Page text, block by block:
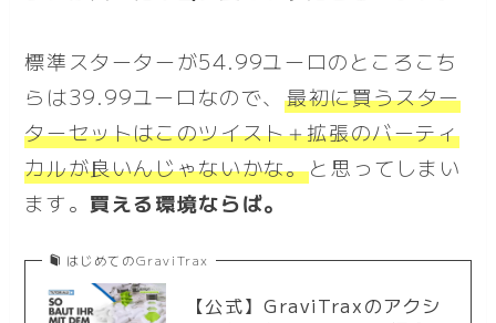
標準スターターが54.99ユーロのところこち
らは39.99ユーロなので、 最初に買うスター
ターセットはこのツイスト＋拡張のバーティ
カルが良いんじゃないかな。と思ってしまい
ます。 買える環境ならば。
はじめてのGraviTrax
【公式】GraviTraxのアクシ